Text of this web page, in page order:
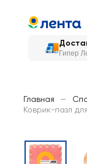
Гипер
Главная —
Коврик-пазл